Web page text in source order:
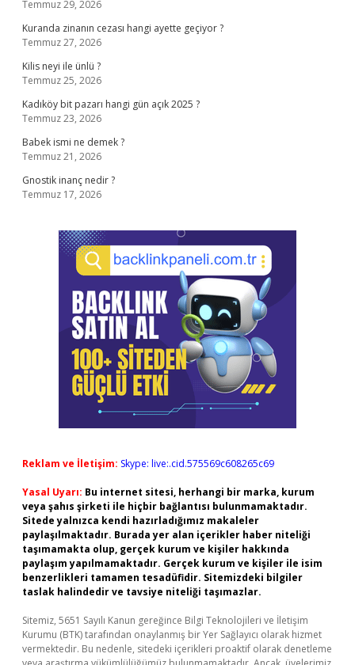
Temmuz 29, 2026
Kuranda zinanın cezası hangi ayette geçiyor ?
Temmuz 27, 2026
Kilis neyi ile ünlü ?
Temmuz 25, 2026
Kadıköy bit pazarı hangi gün açık 2025 ?
Temmuz 23, 2026
Babek ismi ne demek ?
Temmuz 21, 2026
Gnostik inanç nedir ?
Temmuz 17, 2026
Reklam ve İletişim: Skype: live:.cid.575569c608265c69
Yasal Uyarı: Bu internet sitesi, herhangi bir marka, kurum
veya şahıs şirketi ile hiçbir bağlantısı bulunmamaktadır.
Sitede yalnızca kendi hazırladığımız makaleler
paylaşılmaktadır. Burada yer alan içerikler haber niteliği
taşımamakta olup, gerçek kurum ve kişiler hakkında
paylaşım yapılmamaktadır. Gerçek kurum ve kişiler ile isim
benzerlikleri tamamen tesadüfidir. Sitemizdeki bilgiler
taslak halindedir ve tavsiye niteliği taşımazlar.
Sitemiz, 5651 Sayılı Kanun gereğince Bilgi Teknolojileri ve İletişim
Kurumu (BTK) tarafından onaylanmış bir Yer Sağlayıcı olarak hizmet
vermektedir. Bu nedenle, sitedeki içerikleri proaktif olarak denetleme